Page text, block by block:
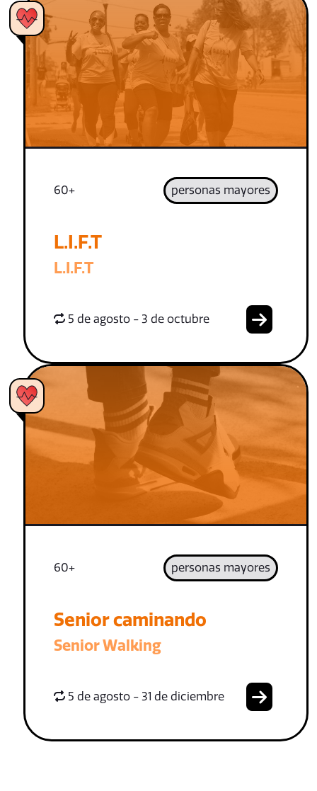
60+ personas mayores
L.I.F.T
L.I.F.T
5 de agosto - 3 de octubre
60+ personas mayores
Senior caminando
Senior Walking
5 de agosto - 31 de diciembre